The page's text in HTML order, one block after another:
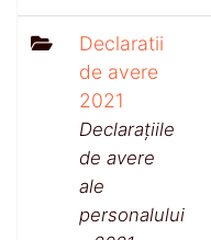
Declaratii
de avere
2021
Declarațiile
de avere
ale
personalului